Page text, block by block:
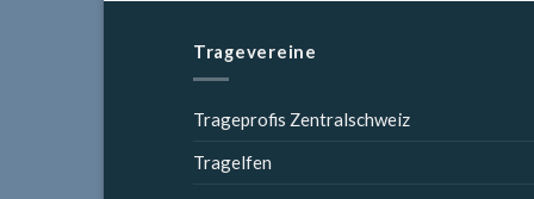
Tragevereine
Trageprofis Zentralschweiz
Tragelfen